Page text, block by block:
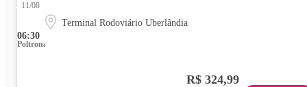
06:30
11/08
Terminal Rodoviário Uberlândia
Poltrona
R$ 324,99